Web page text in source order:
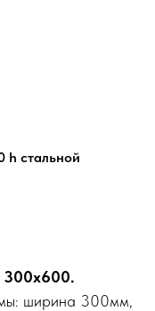
h стальной
300х600.
ширина 300мм,